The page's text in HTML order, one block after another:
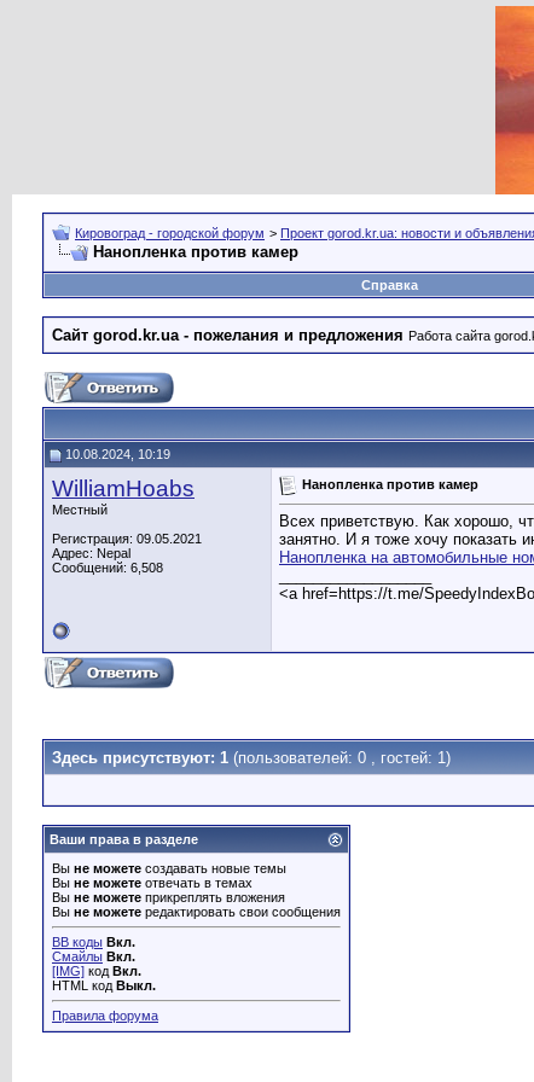
Кировоград - городской форум > Проект gorod.kr.ua: новости и
Нанопленка против камер
Справка
Сайт gorod.kr.ua - пожелания и предложения Работа сайта
10.08.2024, 10:19
WilliamHoabs
Местный
Регистрация: 09.05.2021
Адрес: Nepal
Сообщений: 6,508
Нанопленка против камер
Всех приветствую. Как хорошо,
занятно. И я тоже хочу показать
Нанопленка на автомобильные
<a href=https://t.me/
Здесь присутствуют: 1 (пользователей: 0 , гостей: 1)
Ваши права в разделе
Вы не можете создавать новые темы
Вы не можете отвечать в темах
Вы не можете прикреплять вложения
Вы не можете редактировать свои сообщения
BB коды Вкл.
Смайлы Вкл.
[IMG] код Вкл.
HTML код Выкл.
Правила форума